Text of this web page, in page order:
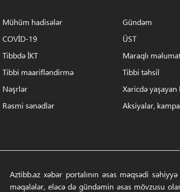
Mühüm hadisələr
Gündəm
COVİD-19
ÜST
Tibbdə İKT
Maraqlı
Tibbi maarifləndirmə
Tibbi təhsil
Nəşrlər
Xaricdə
Rəsmi sənədlər
Aksiyalar,
Aztibb.az xəbər portalının əsas məqsədi
məqalələr, eləcə də gündəmin əsas mövzusu